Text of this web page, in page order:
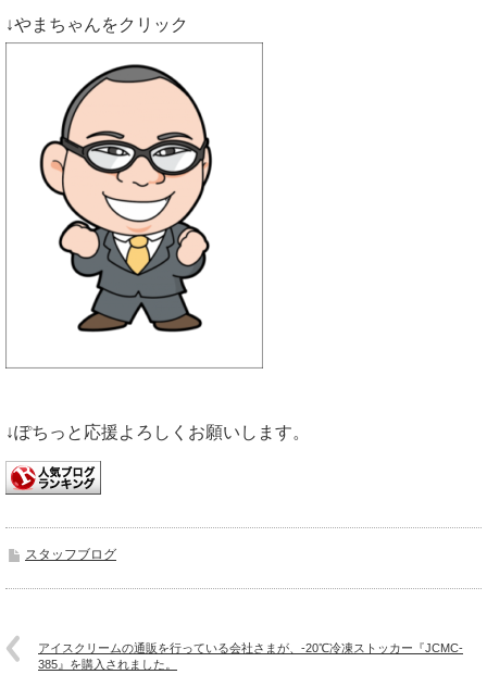
↓やまちゃんをクリック
↓ぽちっと応援よろしくお願いします。
スタッフブログ
アイスクリームの通販を行っている会社さまが、-20℃冷凍ストッカー『JCMC-
385』を購入されました。